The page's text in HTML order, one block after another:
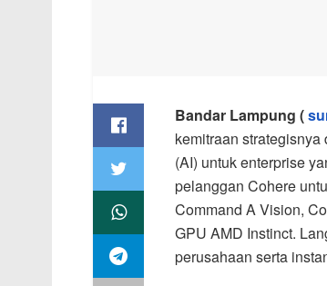
Bandar Lampung (
kemitraan
(AI) untuk enterprise
pelanggan Cohere
Command A Vision,
GPU AMD Instinct.
perusahaan serta